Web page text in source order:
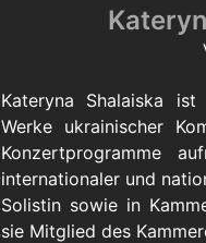
Kateryna Shalaiska
Werke ukrainischer
Konzertprogramme
internationaler und
Solistin sowie in
sie Mitglied des